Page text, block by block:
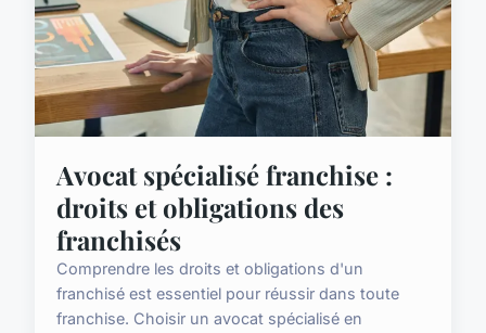
Avocat spécialisé franchise :
droits et obligations des
franchisés
Comprendre les droits et obligations d'un
franchisé est essentiel pour réussir dans toute
franchise. Choisir un avocat spécialisé en